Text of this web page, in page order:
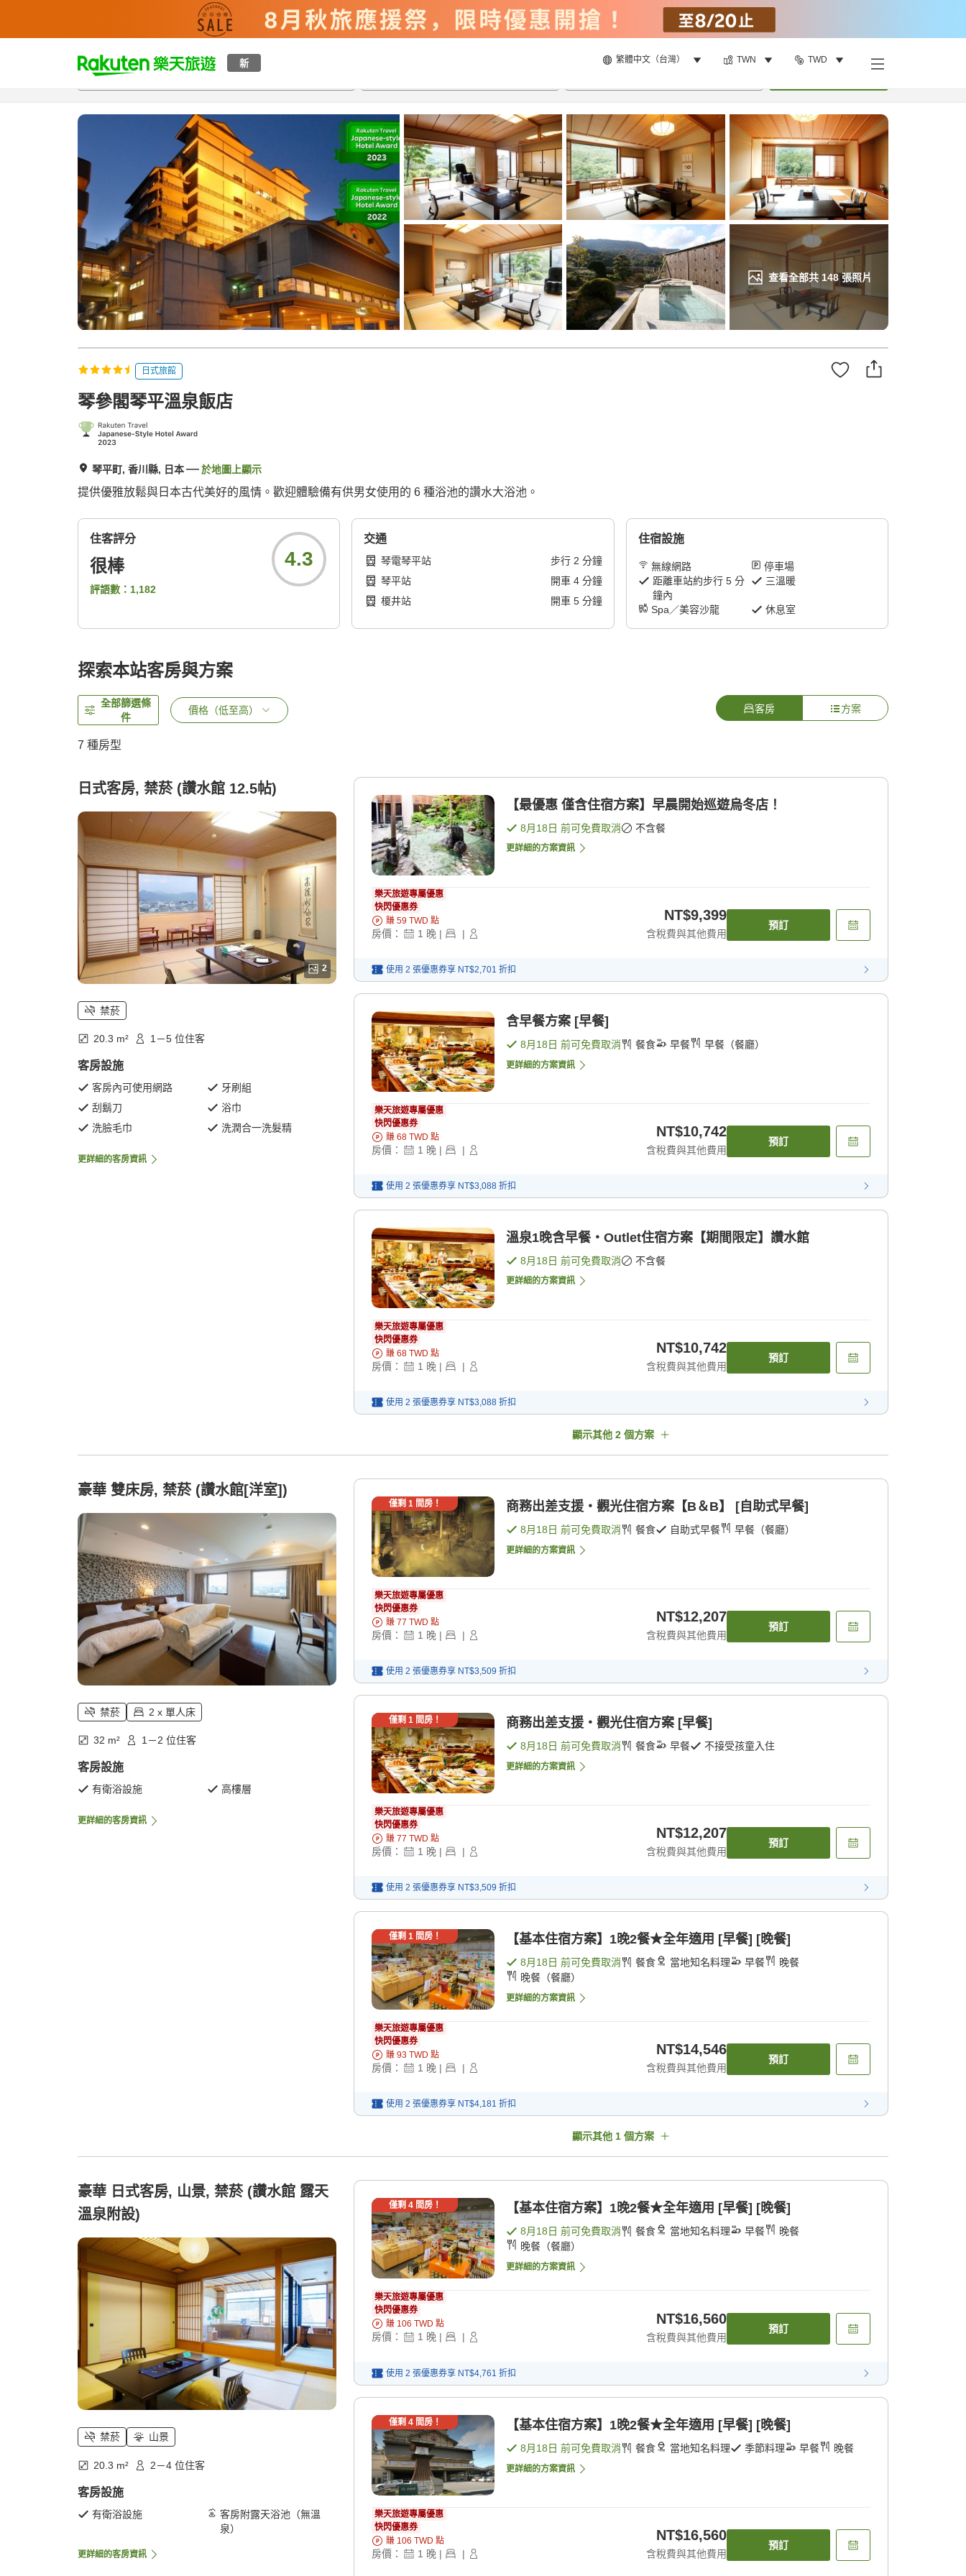
新 繁體中文（台灣） TWN TWD
t
p
a
_
s
e
h
查看全部共 148張照片
總覽客房與方案評語特點設施
日式旅館
琴參閣琴平溫泉飯店
琴平町, 香川縣, 日本 於地圖上顯示
提供優雅放鬆與日本古代美好的風情。歡迎體驗備有供男女使用的 6 種浴池的讚水大浴池。
住客評分
很棒
評語數： 1,182
4.3
交通
琴電琴平站 步行 2 分鐘
琴平站
開車 4分鐘
榎井站
開車 5分鐘
住宿設施
無線網路
停車場
距離車站約步行 5 分
鐘內
三溫暖
Spa／美容沙龍 休息室
探索本站客房與方案
全部篩選條
件
價格（低至高） 客房 方案
7 種房型
日式客房, 禁菸 (讚水館 12.5帖)
2
禁菸
20.3 m² 1－5 位住客
客房設施
客房內可使用網路
牙刷組
刮鬍刀
浴巾
洗臉毛巾
洗潤合一洗髮精
更詳細的客房資訊
【最優惠 僅含住宿方案】早晨開始巡遊烏冬店！
8月18日 前可免費取消 不含餐
更詳細的方案資訊
樂天旅遊專屬優惠
快閃優惠券
賺 59 TWD 點
房價： 1 晚 | |
NT$9,399
含稅費與其他費用
預訂
使用 2 張優惠券享 NT$2,701 折扣
含早餐方案 [早餐]
8月18日 前可免費取消 餐食 早餐 早餐（餐廳）
更詳細的方案資訊
樂天旅遊專屬優惠
快閃優惠券
賺 68 TWD 點
房價： 1 晚 | |
NT$10,742
含稅費與其他費用
預訂
使用 2 張優惠券享 NT$3,088 折扣
溫泉1晚含早餐・Outlet住宿方案【期間限定】讚水館
8月18日 前可免費取消 不含餐
更詳細的方案資訊
樂天旅遊專屬優惠
快閃優惠券
賺 68 TWD 點
房價： 1 晚 | |
NT$10,742
含稅費與其他費用
預訂
使用 2 張優惠券享 NT$3,088 折扣
顯示其他 2 個方案
豪華 雙床房, 禁菸 (讚水館[洋室])
禁菸 2 x 單人床
32 m² 1－2 位住客
客房設施
有衛浴設施 高樓層
更詳細的客房資訊
僅剩 1間房！ 商務出差支援・觀光住宿方案【B＆B】 [自助式早餐]
8月18日 前可免費取消 餐食 自助式早餐 早餐（餐廳）
更詳細的方案資訊
樂天旅遊專屬優惠
快閃優惠券
賺 77 TWD 點
房價： 1 晚 | |
NT$12,207
含稅費與其他費用
預訂
使用 2 張優惠券享 NT$3,509 折扣
僅剩 1間房！ 商務出差支援・觀光住宿方案 [早餐]
8月18日 前可免費取消 餐食 早餐 不接受孩童入住
更詳細的方案資訊
樂天旅遊專屬優惠
快閃優惠券
賺 77 TWD 點
房價： 1 晚 | |
NT$12,207
含稅費與其他費用
預訂
使用 2 張優惠券享 NT$3,509 折扣
僅剩 1間房！ 【基本住宿方案】1晚2餐★全年適用 [早餐] [晚餐]
8月18日 前可免費取消 餐食 當地知名料理 早餐
晚餐
晚餐（餐廳）
更詳細的方案資訊
樂天旅遊專屬優惠
快閃優惠券
賺 93 TWD 點
房價： 1 晚 | |
NT$14,546
含稅費與其他費用
預訂
使用 2 張優惠券享 NT$4,181 折扣
顯示其他 1 個方案
豪華 日式客房, 山景, 禁菸 (讚水館 露天
溫泉附設)
禁菸 山景
20.3 m² 2－4 位住客
客房設施
有衛浴設施
客房附露天浴池（無溫
泉）
更詳細的客房資訊
僅剩 4間房！ 【基本住宿方案】1晚2餐★全年適用 [早餐] [晚餐]
8月18日 前可免費取消 餐食 當地知名料理 早餐
晚餐
晚餐（餐廳）
更詳細的方案資訊
樂天旅遊專屬優惠
快閃優惠券
賺 106 TWD 點
房價： 1 晚 | |
NT$16,560
含稅費與其他費用
預訂
使用 2 張優惠券享 NT$4,761 折扣
僅剩 4間房！ 【基本住宿方案】1晚2餐★全年適用 [早餐] [晚餐]
8月18日 前可免費取消 餐食 當地知名料理 季節料理 早餐 晚餐
更詳細的方案資訊
樂天旅遊專屬優惠
快閃優惠券
賺 106 TWD 點
房價： 1 晚 | |
NT$16,560
含稅費與其他費用
預訂